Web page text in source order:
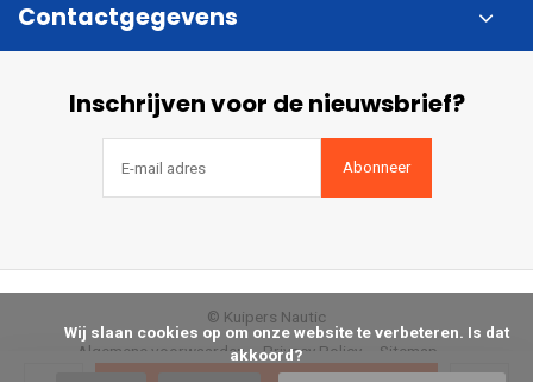
Contactgegevens
Inschrijven voor de nieuwsbrief?
Abonneer
Algemene voorwaarden Privacy Policy Sitemap
© Kuipers Nautic
akkoord?